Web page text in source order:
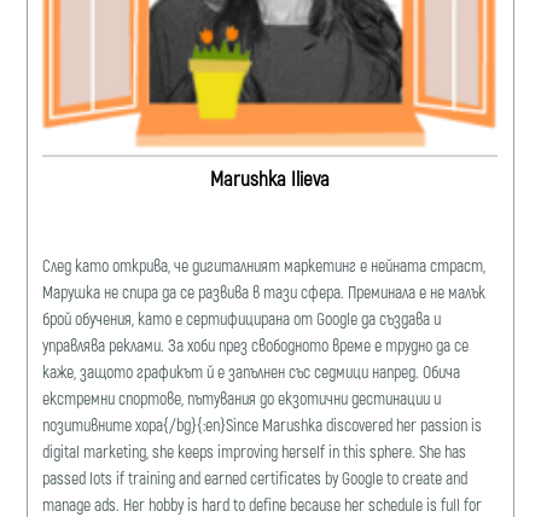
Marushka Ilieva
След като открива, че дигиталният маркетинг е нейната страст,
Марушка не спира да се развива в тази сфера. Преминала е не малък
брой обучения, като е сертифицирана от Google да създава и
управлява реклами. За хоби през свободното време е трудно да се
каже, защото графикът й е запълнен със седмици напред. Обича
екстремни спортове, пътувания до екзотични дестинации и
позитивните хора{/bg}{:en}Since Marushka discovered her passion is
digital marketing, she keeps improving herself in this sphere. She has
passed lots if training and earned certificates by Google to create and
manage ads. Her hobby is hard to define because her schedule is full for